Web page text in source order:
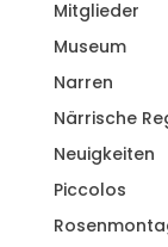
Mitglieder
Museum
Narren
Närrische
Neuigkeiten
Piccolos